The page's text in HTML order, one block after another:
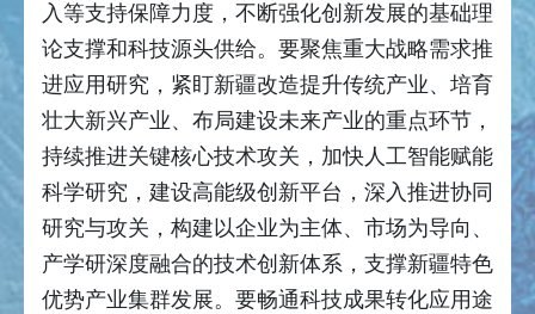
入等支持保障力度，不断强化创新发展的基础理
论支撑和科技源头供给。要聚焦重大战略需求推
进应用研究，紧盯新疆改造提升传统产业、培育
壮大新兴产业、布局建设未来产业的重点环节，
持续推进关键核心技术攻关，加快人工智能赋能
科学研究，建设高能级创新平台，深入推进协同
研究与攻关，构建以企业为主体、市场为导向、
产学研深度融合的技术创新体系，支撑新疆特色
优势产业集群发展。要畅通科技成果转化应用途